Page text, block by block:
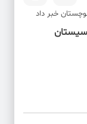
خبر داد
سیستان